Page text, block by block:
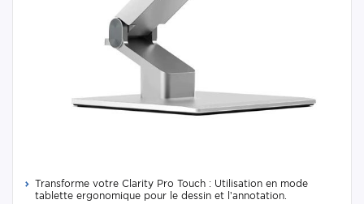
Transforme votre Clarity Pro Touch : Utilisation en mode
tablette ergonomique pour le dessin et l’annotation.